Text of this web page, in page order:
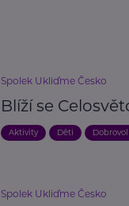
Spolek Ukliďme Česko
Blíží se
Aktivity Děti
Spolek Ukliďme Česko